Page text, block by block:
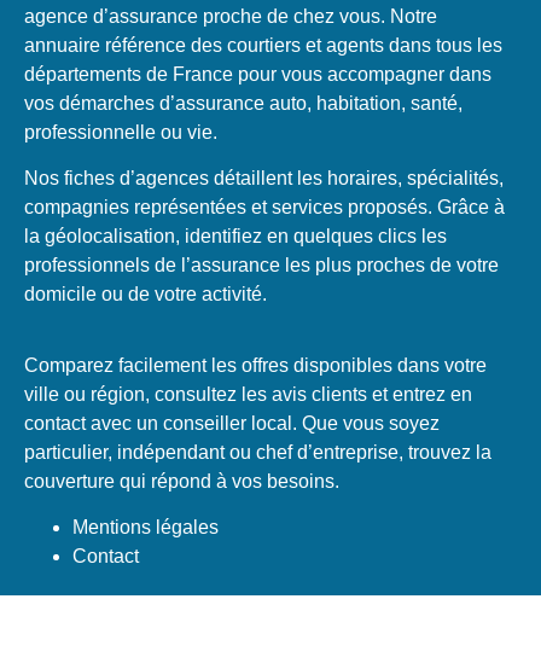
agence d’assurance proche de chez vous. Notre
annuaire référence des courtiers et agents dans tous les
départements de France pour vous accompagner dans
vos démarches d’assurance auto, habitation, santé,
professionnelle ou vie.
Nos fiches d’agences détaillent les horaires, spécialités,
compagnies représentées et services proposés. Grâce à
la géolocalisation, identifiez en quelques clics les
professionnels de l’assurance les plus proches de votre
domicile ou de votre activité.
Comparez facilement les offres disponibles dans votre
ville ou région, consultez les avis clients et entrez en
contact avec un conseiller local. Que vous soyez
particulier, indépendant ou chef d’entreprise, trouvez la
couverture qui répond à vos besoins.
Mentions légales
Contact